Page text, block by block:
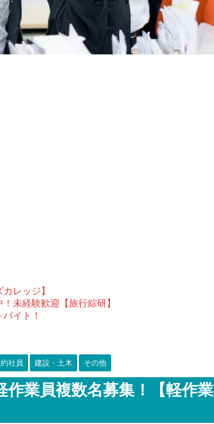
レッジ】
未経験歓迎【旅行綜研】
イト！
社員 建設・土木 その他
作業員複数名募集！【軽作業